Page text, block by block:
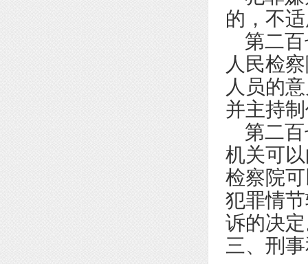
的，不
第二百
人民检
人员的
并主持
第二百
机关可
检察院
犯罪情
诉的决
三、刑